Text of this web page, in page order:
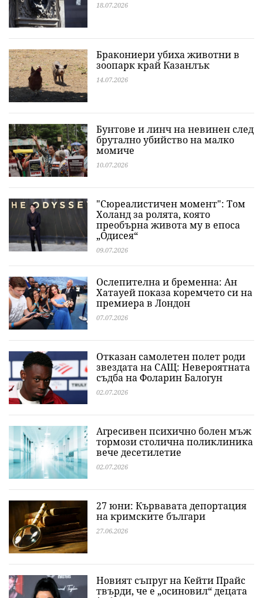
18.07.2026
Бракониери убиха животни в
зоопарк край Казанлък
14.07.2026
Бунтове и линч на невинен след
брутално убийство на малко
момиче
10.07.2026
"Сюреалистичен момент": Том
Холанд за ролята, която
преобърна живота му в епоса
„Одисея“
09.07.2026
Ослепителна и бременна: Ан
Хатауей показа коремчето си на
премиера в Лондон
07.07.2026
Отказан самолетен полет роди
звездата на САЩ: Невероятната
съдба на Фоларин Балогун
02.07.2026
Агресивен психично болен мъж
тормози столична поликлиника
вече десетилетие
02.07.2026
27 юни: Кървавата депортация
на кримските българи
27.06.2026
Новият съпруг на Кейти Прайс
твърди, че е „осиновил“ децата